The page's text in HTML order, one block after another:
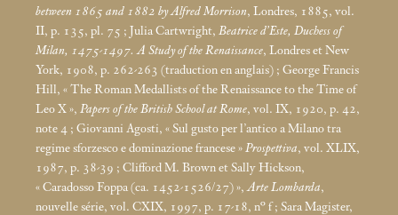
between 1865 and 1882 by Alfred Morrison, Londres, 1885, vol.
II, p. 135, pl. 75 ; Julia Cartwright, Beatrice d’Este, Duchess of
Milan, 1475-1497. A Study of the Renaissance, Londres et New
York, 1908, p. 262-263 (traduction en anglais) ; George Francis
Hill, «The Roman Medallists of the Renaissance to the Time of
Leo X», Papers of the British School at Rome, vol. IX, 1920, p. 42,
note 4 ; Giovanni Agosti, «Sul gusto per l’antico a Milano tra
regime sforzesco e dominazione francese»Prospettiva, vol. XLIX,
1987, p. 38-39 ; Clifford M. Brown et Sally Hickson,
«Caradosso Foppa (ca. 1452-1526/27)»,Arte Lombarda,
nouvelle série, vol. CXIX, 1997, p. 17-18, n° f ; Sara Magister,